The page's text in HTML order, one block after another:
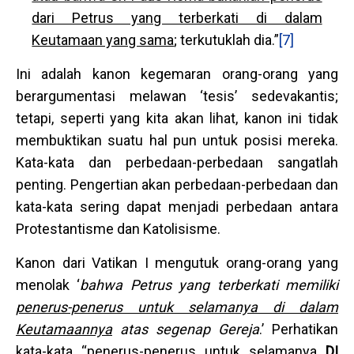
dari Petrus yang terberkati di dalam
Keutamaan yang sama; terkutuklah dia.”[7]
Ini adalah kanon kegemaran orang-orang yang
berargumentasi melawan ‘tesis’ sedevakantis;
tetapi, seperti yang kita akan lihat, kanon ini tidak
membuktikan suatu hal pun untuk posisi mereka.
Kata-kata dan perbedaan-perbedaan sangatlah
penting. Pengertian akan perbedaan-perbedaan dan
kata-kata sering dapat menjadi perbedaan antara
Protestantisme dan Katolisisme.
Kanon dari Vatikan I mengutuk orang-orang yang
menolak ‘bahwa Petrus yang terberkati memiliki
penerus-penerus untuk selamanya di dalam
Keutamaannyaatas segenap Gereja.’ Perhatikan